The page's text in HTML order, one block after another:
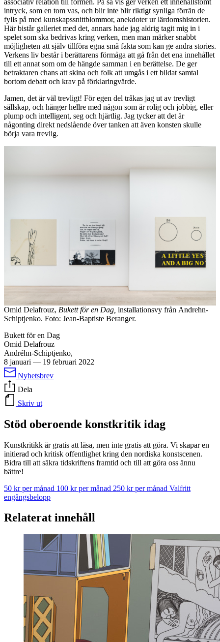
intryck, som en tom vas, och blir inte blir riktigt synliga förrän de
fylls på med kunskapssnittblommor, anekdoter ur lärdomshistorien.
Här bistår galleriet med det, annars hade jag aldrig tagit mig in i
spelet som ska bedrivas kring verken, men man märker snabbt
möjligheten att själv tillföra egna små fakta som kan ge andra stories.
Verkens liv består i berättarens förmåga att gå från det ena innehållet
till ett annat som om de hängde samman i en berättelse. De ger
betraktaren chans att skina och folk att umgås i ett bildat samtal
bortom debatt och krav på förklaringvärde.
Jamen, det är väl trevligt! För egen del tråkas jag ut av trevligt
sällskap, och hänger hellre med någon som är rolig och jobbig, eller
plump och intelligent, seg och hjärtlig. Jag tycker att det är
någonting direkt nedslående över tanken att även konsten skulle
börja vara trevlig.
Omid Delafrouz, Bukett för en Dag, installationsvy från Andrehn-
Schiptjenko. Foto: Jean-Baptiste Beranger.
Bukett för en Dag
Omid Delafrouz
Andréhn-Schiptjenko,
8 januari — 19 februari 2022
Nyhetsbrev
Dela
Skriv ut
Stöd oberoende konstkritik idag
Kunstkritikk är gratis att läsa, men inte gratis att göra. Vi skapar en
initierad och kritisk offentlighet kring den nordiska konstscenen.
Bidra till att säkra tidskriftens framtid och till att göra oss ännu
bättre!
50 kr per månad 100 kr per månad 250 kr per månad Valfritt
engångsbelopp
Relaterat innehåll